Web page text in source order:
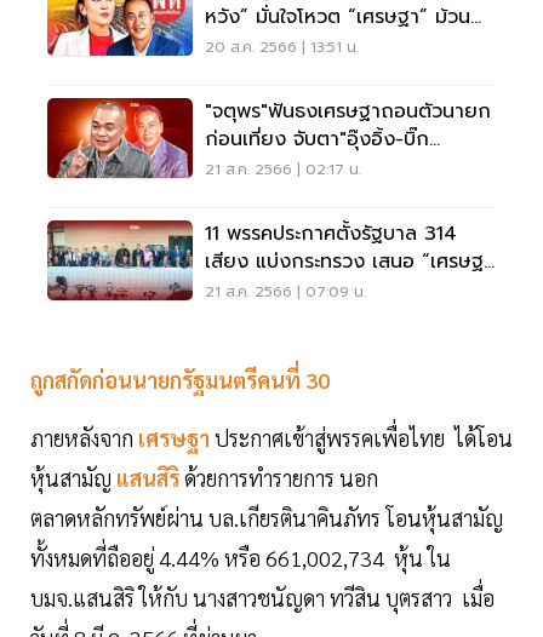
หวัง” มั่นใจโหวต “เศรษฐา” ม้วน
เดียวจบ
20 ส.ค. 2566 | 13:51 น.
"จตุพร"ฟันธงเศรษฐาถอนตัวนายก
ก่อนเที่ยง จับตา"อุ๊งอิ้ง-บิ๊ก
ป้อม"เสียบ
21 ส.ค. 2566 | 02:17 น.
11 พรรคประกาศตั้งรัฐบาล 314
เสียง แบ่งกระทรวง เสนอ “เศรษฐ
า” นายกฯ
21 ส.ค. 2566 | 07:09 น.
ถูกสกัดก่อนนายกรัฐมนตรีคนที่ 30
ภายหลังจาก เศรษฐา ประกาศเข้าสู่พรรคเพื่อไทย ได้โอน
หุ้นสามัญ แสนสิริด้วยการทำรายการ นอก
ตลาดหลักทรัพย์ผ่าน บล.เกียรตินาคินภัทร โอนหุ้นสามัญ
ทั้งหมดที่ถืออยู่ 4.44% หรือ 661,002,734 หุ้น ใน
บมจ.แสนสิริ ให้กับ นางสาวชนัญดา ทวีสิน บุตรสาว เมื่อ